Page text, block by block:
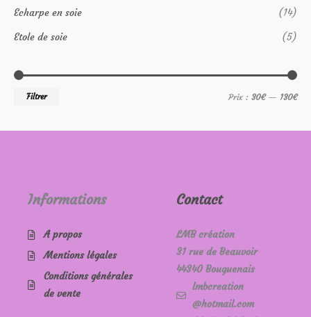
c
h
p
Echarpe en soie (14)
Etole de soie (5)
Filtrer Prix : 30€— 130€
Informations
A propos
Mentions légales
Conditions générales
de vente
Contact
LMB création
31 rue de Beauvoir
44340 Bouguenais
lmbcreation
@hotmail.com